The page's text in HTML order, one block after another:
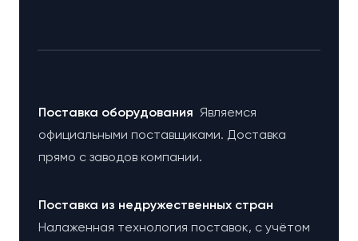
Поставка оборудования Являемся
официальными поставщиками. Доставка
прямо с заводов компании.
Поставка из недружественных стран
Налаженная технология поставок, с учётом